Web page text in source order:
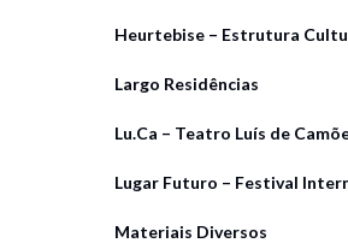
Heurtebise – Estrutura
Largo Residências
Lu.Ca – Teatro Luís de
Lugar Futuro – Festival
Materiais Diversos